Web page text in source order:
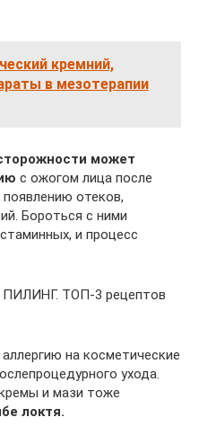
кремний,
в мезотерапии
может
с ожогом лица после
появлению отеков,
Бороться с ними
и процесс
ТОП-3 рецептов
на косметические
ухода.
и мази тоже
локтя.